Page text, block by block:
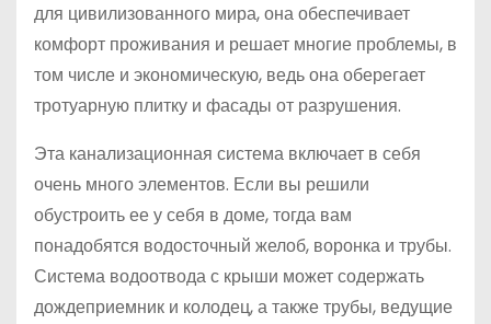
для цивилизованного мира, она обеспечивает
комфорт проживания и решает многие проблемы, в
том числе и экономическую, ведь она оберегает
тротуарную плитку и фасады от разрушения.
Эта канализационная система включает в себя
очень много элементов. Если вы решили
обустроить ее у себя в доме, тогда вам
понадобятся водосточный желоб, воронка и трубы.
Система водоотвода с крыши может содержать
дождеприемник и колодец, а также трубы, ведущие